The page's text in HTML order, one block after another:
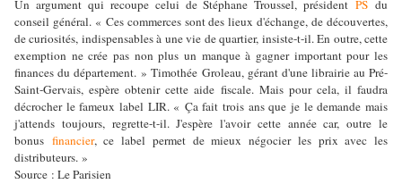
Un argument qui recoupe celui de Stéphane Troussel, président PS du
conseil général. « Ces commerces sont des lieux d'échange, de découvertes,
de curiosités, indispensables à une vie de quartier, insiste-t-il. En outre, cette
exemption ne crée pas non plus un manque à gagner important pour les
finances du département. » Timothée Groleau, gérant d'une librairie au Pré-
Saint-Gervais, espère obtenir cette aide fiscale. Mais pour cela, il faudra
décrocher le fameux label LIR. « Ça fait trois ans que je le demande mais
j'attends toujours, regrette-t-il. J'espère l'avoir cette année car, outre le
bonus financier, ce label permet de mieux négocier les prix avec les
distributeurs. »
Source : Le Parisien